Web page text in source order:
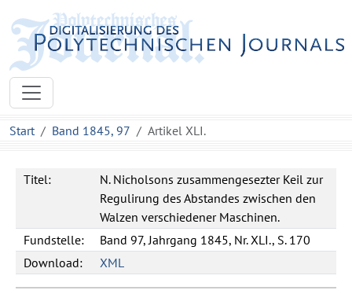
Start Band 1845, 97 Artikel XLI.
Titel:
N. Nicholsons zusammengesezter Keil zur
Regulirung des Abstandes zwischen den
Walzen verschiedener Maschinen.
Fundstelle:
Band 97, Jahrgang 1845, Nr. XLI., S. 170
Download:
XML